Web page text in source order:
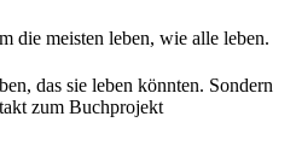
die meisten leben, wie alle leben.
das sie leben könnten. Sondern
zum Buchprojekt